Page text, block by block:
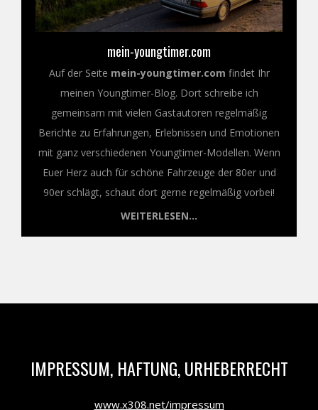
mein-youngtimer.com
Auf der Seite mein-youngtimer.com findet Ihr
meinen Youngtimer-Blog. Dort schreibe ich
gemeinsam mit vielen Gastautoren regelmäßig
Berichte zu Erfahrungen, Erlebnissen und Emotionen
mit ganz verschiedenen Youngtimer-Modellen. Wenn
Euer Herz auch für schöne Fahrzeuge der 80er und
90er schlägt, schaut dort gerne regelmäßig vorbei!
WEITERLESEN...
IMPRESSUM, HAFTUNG, URHEBERRECHT
www.x308.net/impressum